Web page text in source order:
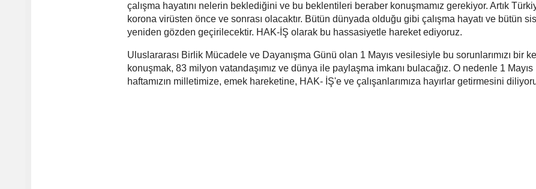
çalışma hayatını nelerin beklediğini ve bu beklentileri beraber konuşmamız gerekiyor. Artık
korona virüsten önce ve sonrası olacaktır. Bütün dünyada olduğu gibi çalışma hayatı ve bütün
yeniden gözden geçirilecektir. HAK-İŞ olarak bu hassasiyetle hareket ediyoruz.
Uluslararası Birlik Mücadele ve Dayanışma Günü olan 1 Mayıs vesilesiyle bu sorunlarımızı bir
konuşmak, 83 milyon vatandaşımız ve dünya ile paylaşma imkanı bulacağız. O nedenle 1 Mayıs
haftamızın milletimize, emek hareketine, HAK- İŞ'e ve çalışanlarımıza hayırlar getirmesini